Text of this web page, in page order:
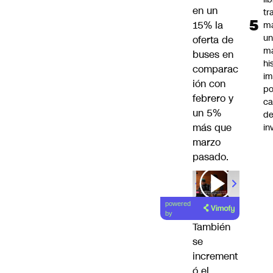
en un
15% la
oferta de
buses en
comparac
ión con
febrero y
un 5%
más que
marzo
pasado.
powered
by
También
se
increment
un
de